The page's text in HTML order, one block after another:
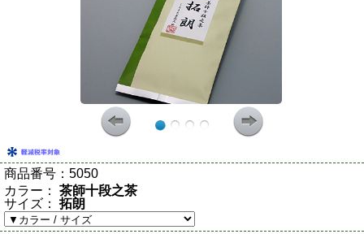
商品番号： 5050
カラー：
茶師十段之茶
サイズ：
拓朗